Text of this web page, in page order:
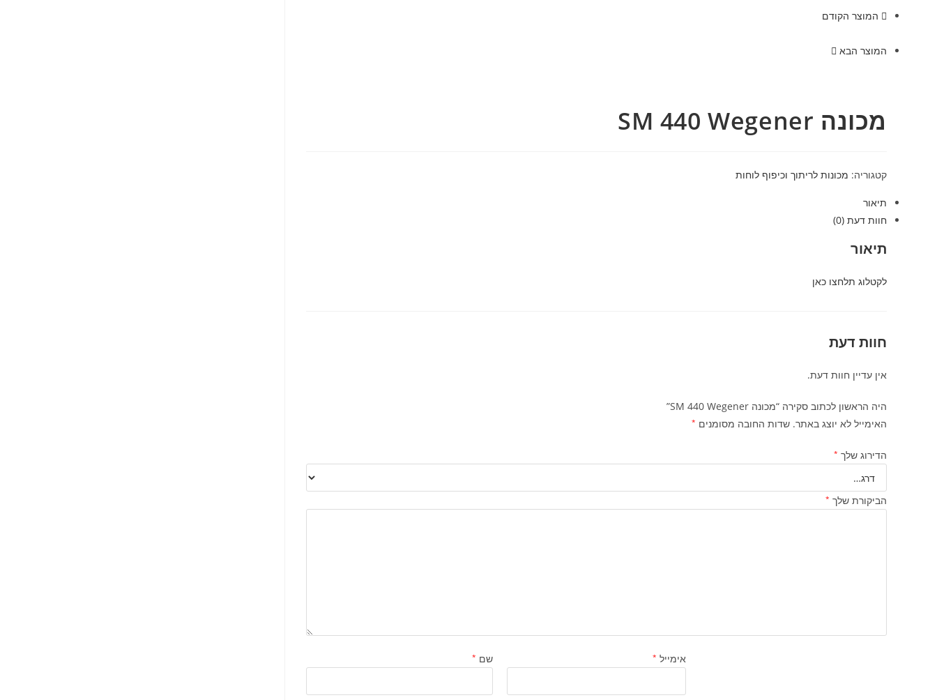
המוצר הקודם
המוצר הבא
מכונה SM 440 Wegener
קטגוריה: מכונות לריתוך וכיפוף לוחות
תיאור
חוות דעת (0)
תיאור
לקטלוג תלחצו כאן
חוות דעת
אין עדיין חוות דעת.
היה הראשון לכתוב סקירה “מכונה SM 440 Wegener”
האימייל לא יוצג באתר. שדות החובה מסומנים *
הדירוג שלך *
הביקורת שלך *
שם * אימייל *